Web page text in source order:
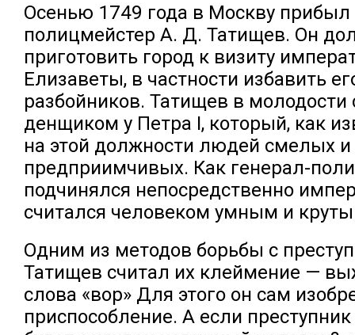
Осенью 1749 года в Москву прибыл
полицмейстер А. Д. Татищев. Он
приготовить город к визиту
Елизаветы, в частности избавить
разбойников. Татищев в молодости
денщиком у Петра I, который, как
на этой должности людей смелых и
предприимчивых. Как генерал-
подчинялся непосредственно
считался человеком умным и
Одним из методов борьбы с
Татищев считал их клеймение —
слова «вор» Для этого он сам
приспособление. А если